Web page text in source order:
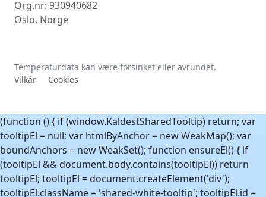
Org.nr: 930940682
Oslo, Norge
Temperaturdata kan være forsinket eller avrundet.
Vilkår
Cookies
(function () { if (window.KaldestSharedTooltip) return; var
tooltipEl = null; var htmlByAnchor = new WeakMap(); var
boundAnchors = new WeakSet(); function ensureEl() { if
(tooltipEl && document.body.contains(tooltipEl)) return
tooltipEl; tooltipEl = document.createElement('div');
tooltipEl.className = 'shared-white-tooltip'; tooltipEl.id =